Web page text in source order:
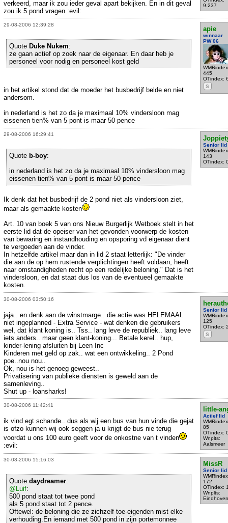
9.237
verkeerd, maar ik zou ieder geval apart bekijken. En in dit geval
zou ik 5 pond vragen :evil:
29-08-2006 12:39:28
apie
winnaar
PW 06
445
OTindex:
S
Quote Duke Nukem:
ze gaan actief op zoek naar de eigenaar. En daar heb je
personeel voor nodig en personeel kost geld
in het artikel stond dat de moeder het busbedrijf belde en niet
andersom.
in nederland is het zo da je maximaal 10% vindersloon mag
eissenen tien% van 5 pont is maar 50 pence
29-08-2006 16:29:41
Senior lid
143
OTindex:
Quote b-boy:
in nederland is het zo da je maximaal 10% vindersloon mag
eissenen tien% van 5 pont is maar 50 pence
Ik denk dat het busbedrijf de 2 pond niet als vindersloon ziet,
maar als gemaakte kosten
Art. 10 van boek 5 van ons Nieuw Burgerlijk Wetboek stelt in het
eerste lid dat de opeiser van het gevonden voorwerp de kosten
van bewaring en instandhouding en opsporing vd eigenaar dient
te vergoeden aan de vinder.
In hetzelfde artikel maar dan in lid 2 staat letterlijk: "De vinder
die aan de op hem rustende verplichtingen heeft voldaan, heeft
naar omstandigheden recht op een redelijke beloning." Dat is het
vindersloon, en dat staat dus los van de eventueel gemaakte
kosten.
30-08-2006 03:50:16
Senior lid
125
OTindex:
S
jaja.. en denk aan de winstmarge.. die actie was HELEMAAL
niet ingeplanned - Extra Service - wat denken die gebruikers
wel, dat klant koning is.. Tss.. lang leve de republiek.. lang leve
iets anders.. maar geen klant-koning... Betale kerel.. hup,
kinder-lening afsluiten bij Leen Inc
Kinderen met geld op zak.. wat een ontwikkeling.. 2 Pond
poe..nou nou..
Ok, nou is het genoeg geweest..
Privatisering van publieke diensten is geweld aan de
samenleving..
Shut up - loansharks!
30-08-2006 11:42:41
little-
Actief lid
85
OTindex:
Wnplts:
Aalsmeer
ik vind egt schande.. dus als wij een bus van hun vinde die gejat
is ofzo kunnen wij ook seggen ja u krijgt de bus nie terug
voordat u ons 100 euro geeft voor de onkostne van t vinden
:evil:
30-08-2006 15:16:03
MissR
Senior lid
172
OTindex:
Wnplts:
Eindhoven
Quote daydreamer:
@Luif:
500 pond staat tot twee pond
als 5 pond staat tot 2 pence.
Oftewel: de beloning die ze zichzelf toe-eigenden mist elke
verhouding.En iemand met 500 pond in zijn portemonnee